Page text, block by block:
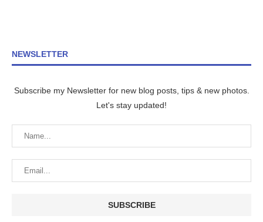
NEWSLETTER
Subscribe my Newsletter for new blog posts, tips & new photos.
Let's stay updated!